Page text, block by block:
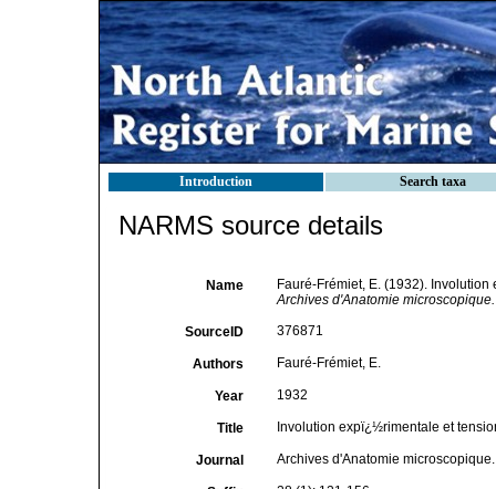
Introduction Search taxa
NARMS source details
Name
Fauré-Frémiet, E. (1932).
Archives d'Anatomie microscopique.
SourceID 376871
Authors Fauré-Frémiet, E.
Year 1932
Title Involution expï¿½rimentale et
Journal Archives d'Anatomie microscopique.